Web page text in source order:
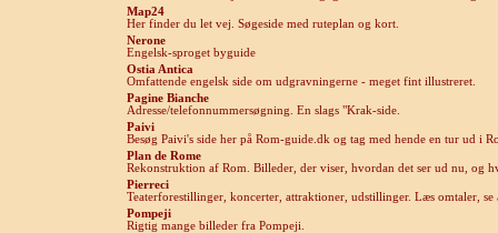
Map24
Her finder du let vej. Søgeside med ruteplan og kort.
Nerone
Engelsk-sproget byguide
Ostia Antica
Omfattende engelsk side om udgravningerne - meget fint illustreret.
Pagine Bianche
Adresse/telefonnummersøgning. En slags "Krak-side.
Paivi
Besøg Paivi's side her på Rom-guide.dk og tag med hende en tur ud i
Plan de Rome
Rekonstruktion af Rom. Billeder, der viser, hvordan det ser ud nu, og
Pierreci
Teaterforestillinger, koncerter, attraktioner, udstillinger. Læs omtaler,
Pompeji
Rigtig mange billeder fra Pompeji.